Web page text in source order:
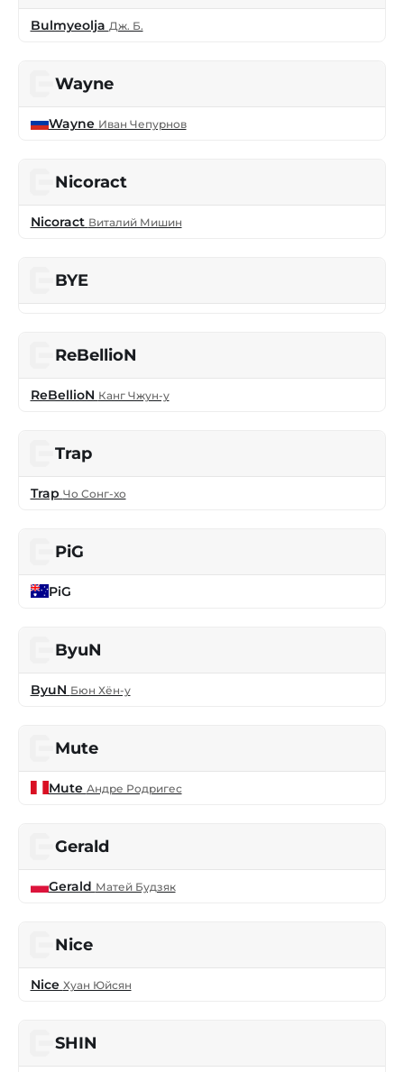
Bulmyeolja Дж. Б.
Wayne
Wayne Иван Чепурнов
Nicoract
Nicoract Виталий Мишин
BYE
ReBellioN
ReBellioN Канг Чжун-у
Trap
Trap Чо Сонг-хо
PiG
PiG
ByuN
ByuN Бюн Хён-у
Mute
Mute Андре Родригес
Gerald
Gerald Матей Будзяк
Nice
Nice Хуан Юйсян
SHIN